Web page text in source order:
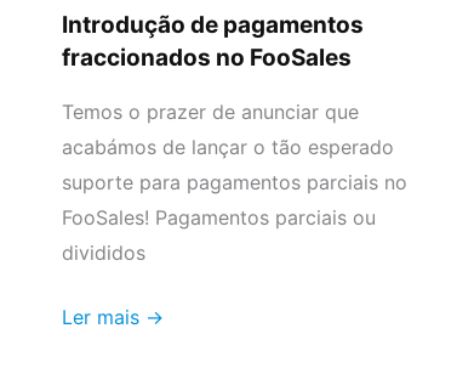
Introdução de pagamentos
fraccionados no FooSales
Temos o prazer de anunciar que
acabámos de lançar o tão esperado
suporte para pagamentos parciais no
FooSales! Pagamentos parciais ou
divididos
Ler mais →